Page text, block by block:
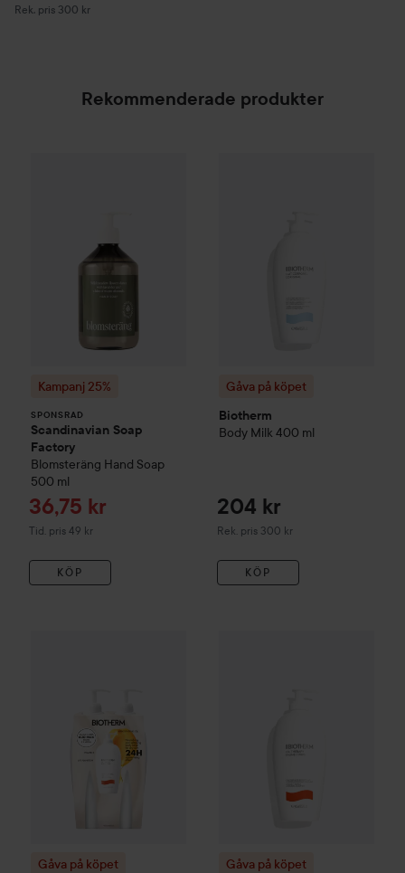
Rek. pris 300 kr
Rekommenderat pris 300 kr
Rekommenderade produkter
Kampanj 25%
SPONSRAD
Scandinavian Soap
Factory
Blomsteräng Hand Soap
500 ml
Reapris
36,75 kr
Tid. pris 49 kr
Tidigare pris 49 kr
KÖP
Gåva på köpet
Biotherm
Body Milk 400 ml
204 kr
Rek. pris 300 kr
Rekommenderat pris 300 kr
KÖP
Gåva på köpet Gåva på köpet